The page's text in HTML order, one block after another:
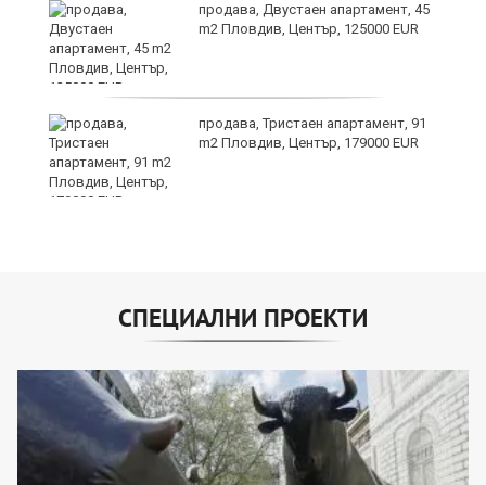
продава, Двустаен апартамент, 45
m2 Пловдив, Център, 125000 EUR
продава, Тристаен апартамент, 91
m2 Пловдив, Център, 179000 EUR
СПЕЦИАЛНИ ПРОЕКТИ